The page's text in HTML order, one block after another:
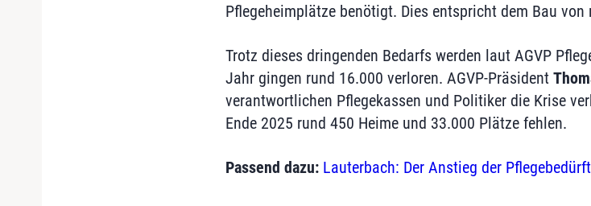
Pflegeheimplätze benötigt. Dies entspricht dem Bau
Trotz dieses dringenden Bedarfs werden laut AGVP
Jahr gingen rund 16.000 verloren. AGVP-Präsident
verantwortlichen Pflegekassen und Politiker die Krise
Ende 2025 rund 450 Heime und 33.000 Plätze fehlen.
Passend dazu: Lauterbach: Der Anstieg der